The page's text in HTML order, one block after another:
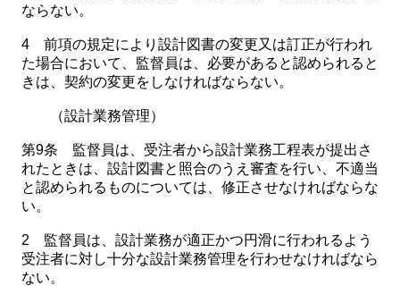
ならない。
4 前項の規定により設計図書の変更又は訂正が行われ
た場合において、監督員は、必要があると認められると
きは、契約の変更をしなければならない。
（設計業務管理）
第9条 監督員は、受注者から設計業務工程表が提出さ
れたときは、設計図書と照合のうえ審査を行い、不適当
と認められるものについては、修正させなければならな
い。
2 監督員は、設計業務が適正かつ円滑に行われるよう
受注者に対し十分な設計業務管理を行わせなければなら
ない。